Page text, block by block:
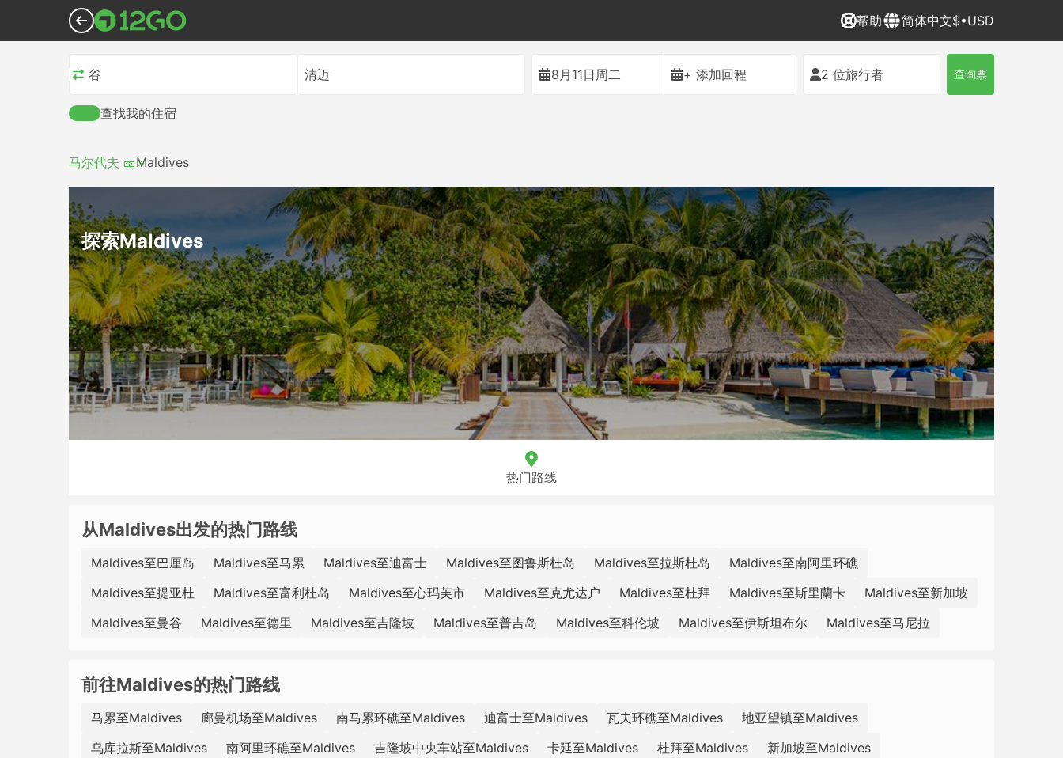
帮助 简体中文$•USD
曼谷 清迈 8月11日周二 + 添加回程 2 位旅行者 查询票
查找我的住宿
马尔代夫 🎫Maldives
探索Maldives
热门路线
从Maldives出发的热门路线
Maldives至巴厘岛 Maldives至马累 Maldives至迪富士 Maldives至图鲁斯杜岛 Maldives至拉斯杜岛
Maldives至南阿里环礁
Maldives至提亚杜
Maldives至富利杜岛 Maldives至心玛芙市 Maldives至克尤达户 Maldives至杜拜 Maldives至斯里蘭卡
Maldives至新加坡
Maldives至曼谷
Maldives至德里 Maldives至吉隆坡 Maldives至普吉岛 Maldives至科伦坡 Maldives至伊斯坦布尔 Maldives至马尼拉
前往Maldives的热门路线
马累至Maldives 廊曼机场至Maldives 南马累环礁至Maldives 迪富士至Maldives 瓦夫环礁至Maldives
地亚望镇至Maldives
乌库拉斯至Maldives
南阿里环礁至Maldives 吉隆坡中央车站至Maldives 卡延至Maldives 杜拜至Maldives
新加坡至Maldives